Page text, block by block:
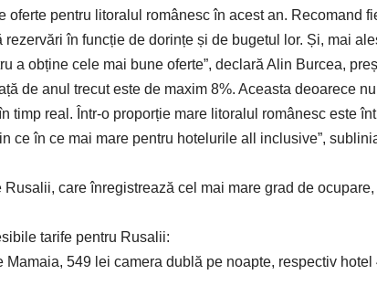
oferte pentru litoralul românesc în acest an. Recomand
rezervări în funcție de dorințe și de bugetul lor. Și, mai
a obține cele mai bune oferte”, declară Alin Burcea,
de anul trecut este de maxim 8%. Aceasta deoarece
timp real. Într-o proporție mare litoralul românesc este
ce în ce mai mare pentru hotelurile all inclusive”,
care înregistrează cel mai mare grad de
tarife pentru Rusalii:
549 lei camera dublă pe noapte, respectiv hotel